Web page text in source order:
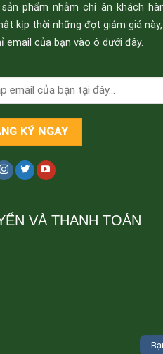
phẩm nhằm chi ân khách
kịp thời những đợt giảm giá
email của bạn vào ô dưới đây.
VÀ THANH TOÁN